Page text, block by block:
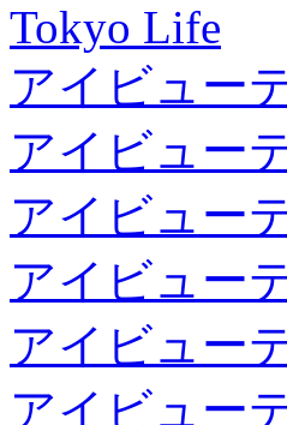
Tokyo Life
アイビュー
アイビュー
アイビュー
アイビュー
アイビュー
アイビュー